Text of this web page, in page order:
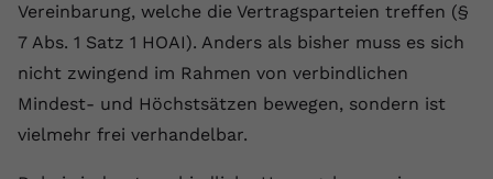
Vereinbarung, welche die Vertragsparteien treffen (§
7 Abs. 1 Satz 1 HOAI). Anders als bisher muss es sich
nicht zwingend im Rahmen von verbindlichen
Mindest- und Höchstsätzen bewegen, sondern ist
vielmehr frei verhandelbar.
Anbieter VPB.de
Laufzeit Session
Dieses Cookie wird verwendet, um die
Zweck
Vimeo installiert dieses Cookie, um
Tracking-Informationen zu sammeln,
indem es eine eindeutige ID zum
Einbetten von Videos auf der Website